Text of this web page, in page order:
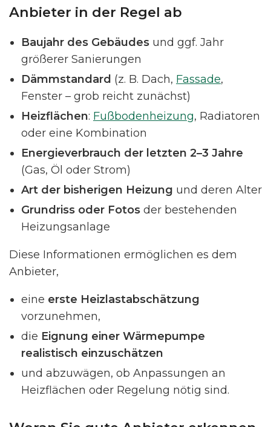
Anbieter in der Regel ab
Baujahr des Gebäudes und ggf. Jahr
größerer Sanierungen
Dämmstandard (z. B. Dach, Fassade,
Fenster – grob reicht zunächst)
Heizflächen: Fußbodenheizung, Radiatoren
oder eine Kombination
Energieverbrauch der letzten 2–3 Jahre
(Gas, Öl oder Strom)
Art der bisherigen Heizung und deren Alter
Grundriss oder Fotos der bestehenden
Heizungsanlage
Diese Informationen ermöglichen es dem
Anbieter,
eine erste Heizlastabschätzung
vorzunehmen,
die Eignung einer Wärmepumpe
realistisch einzuschätzen
und abzuwägen, ob Anpassungen an
Heizflächen oder Regelung nötig sind.